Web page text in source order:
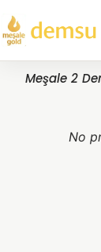
Meşale 2
No